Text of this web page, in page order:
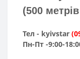
(500
Тел - kyivstar
Пн-Пт -9:00-